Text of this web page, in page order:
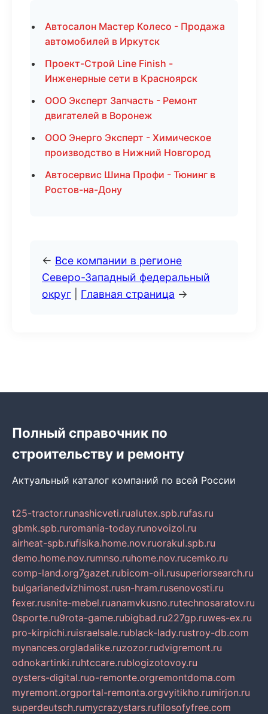
Автосалон Мастер Колесо - Продажа
автомобилей в Иркутск
Проект-Строй Line Finish -
Инженерные сети в Красноярск
ООО Эксперт Запчасть - Ремонт
двигателей в Воронеж
ООО Энерго Эксперт - Химическое
производство в Нижний Новгород
Автосервис Шина Профи - Тюнинг в
Ростов-на-Дону
← Все компании в регионе
Северо-Западный федеральный
округ
Главная страница →
Полный справочник по
строительству и ремонту
Актуальный каталог компаний по всей России
t25-tractor.runashicveti.rualutex.spb.rufas.ru
gbmk.spb.ruromania-today.runovoizol.ru
airheat-spb.rufisika.home.nov.ruorakul.spb.ru
demo.home.nov.rumnso.ruhome.nov.rucemko.ru
comp-land.org7gazet.rubicom-oil.rusuperiorsearch.ru
bulgarianedvizhimost.rusn-hram.rusenovosti.ru
fexer.rusnite-mebel.ruanamvkusno.rutechnosaratov.ru
0sporte.ru9rota-game.rubigbad.ru227gp.ruwes-ex.ru
pro-kirpichi.ruisraelsale.rublack-lady.rustroy-db.com
mynances.orgladalike.ruzozor.rudvigremont.ru
odnokartinki.ruhtccare.rublogizotovoy.ru
oysters-digital.ruo-remonte.orgremontdoma.com
myremont.orgportal-remonta.orgvyitikho.rumirjon.ru
superdeutsch.rumycrazystars.rufilosofyfree.com